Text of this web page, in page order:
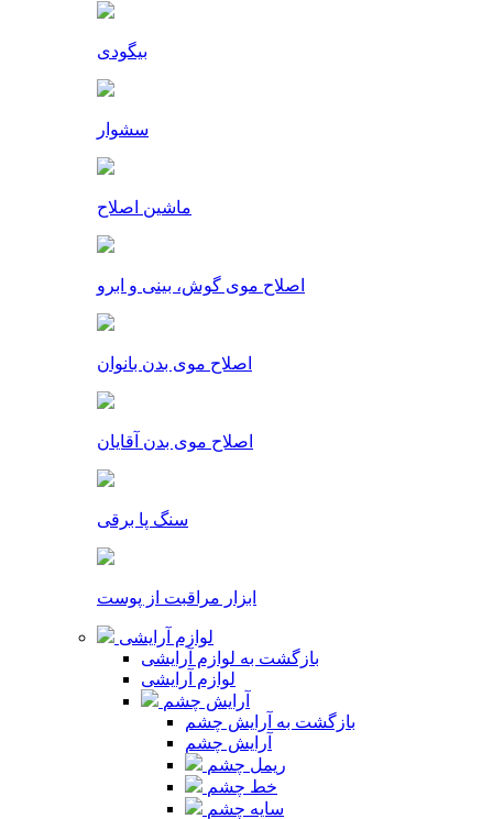
بیگودی
سشوار
ماشین اصلاح
اصلاح موی گوش، بینی و ابرو
اصلاح موی بدن بانوان
اصلاح موی بدن آقایان
سنگ پا برقی
ابزار مراقبت از پوست
لوازم آرایشی
بازگشت به لوازم آرایشی
لوازم آرایشی
آرایش چشم
بازگشت به آرایش چشم
آرایش چشم
ریمل چشم
خط چشم
سایه چشم